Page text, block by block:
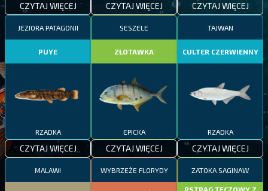
CZYTAJ WIĘCEJ CZYTAJ WIĘCEJ CZYTAJ WIĘCEJ
JEZIORA PATAGONII
PUYE
RZADKA
CZYTAJ WIĘCEJ
SESZELE
ZŁOTAWKA
EPICKA
CZYTAJ WIĘCEJ
TAJWAN
CULTER CZERWIENNY
RZADKA
CZYTAJ WIĘCEJ
MALAWI WYBRZEŻE FLORYDY ZATOKA SAGINAW
PSTRĄG TĘCZOWY Z